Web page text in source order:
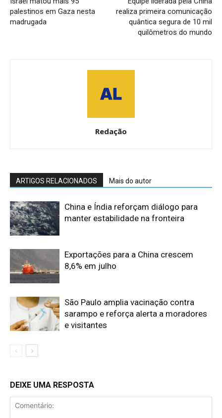
palestinos em Gaza nesta
madrugada
realiza primeira comunicação
quântica segura de 10 mil
quilômetros do mundo
Redação
ARTIGOS RELACIONADOS Mais do autor
China e Índia reforçam diálogo para
manter estabilidade na fronteira
Exportações para a China crescem
8,6% em julho
São Paulo amplia vacinação contra
sarampo e reforça alerta a moradores
e visitantes
DEIXE UMA RESPOSTA